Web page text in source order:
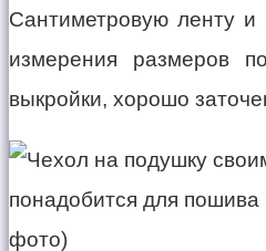
Сантиметровую ленту
измерения размеров
выкройки, хорошо